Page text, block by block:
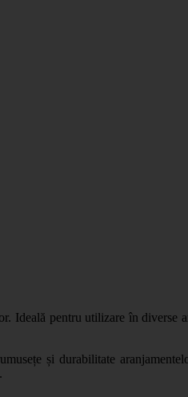
Ideală pentru utilizare în diverse
și durabilitate